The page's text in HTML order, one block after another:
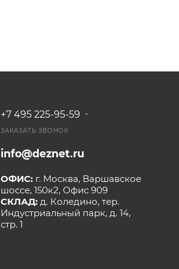
+7 495 225-95-59
ЗАКАЗАТЬ ЗВОНОК
info@deznet.ru
ОФИС: г. Москва, Варшавское
шоссе, 150к2, Офис 909
СКЛАД: д. Коледино, тер.
Индустриальный парк, д. 14,
стр. 1